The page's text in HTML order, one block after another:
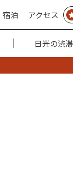
宿泊 アクセス
日光の渋